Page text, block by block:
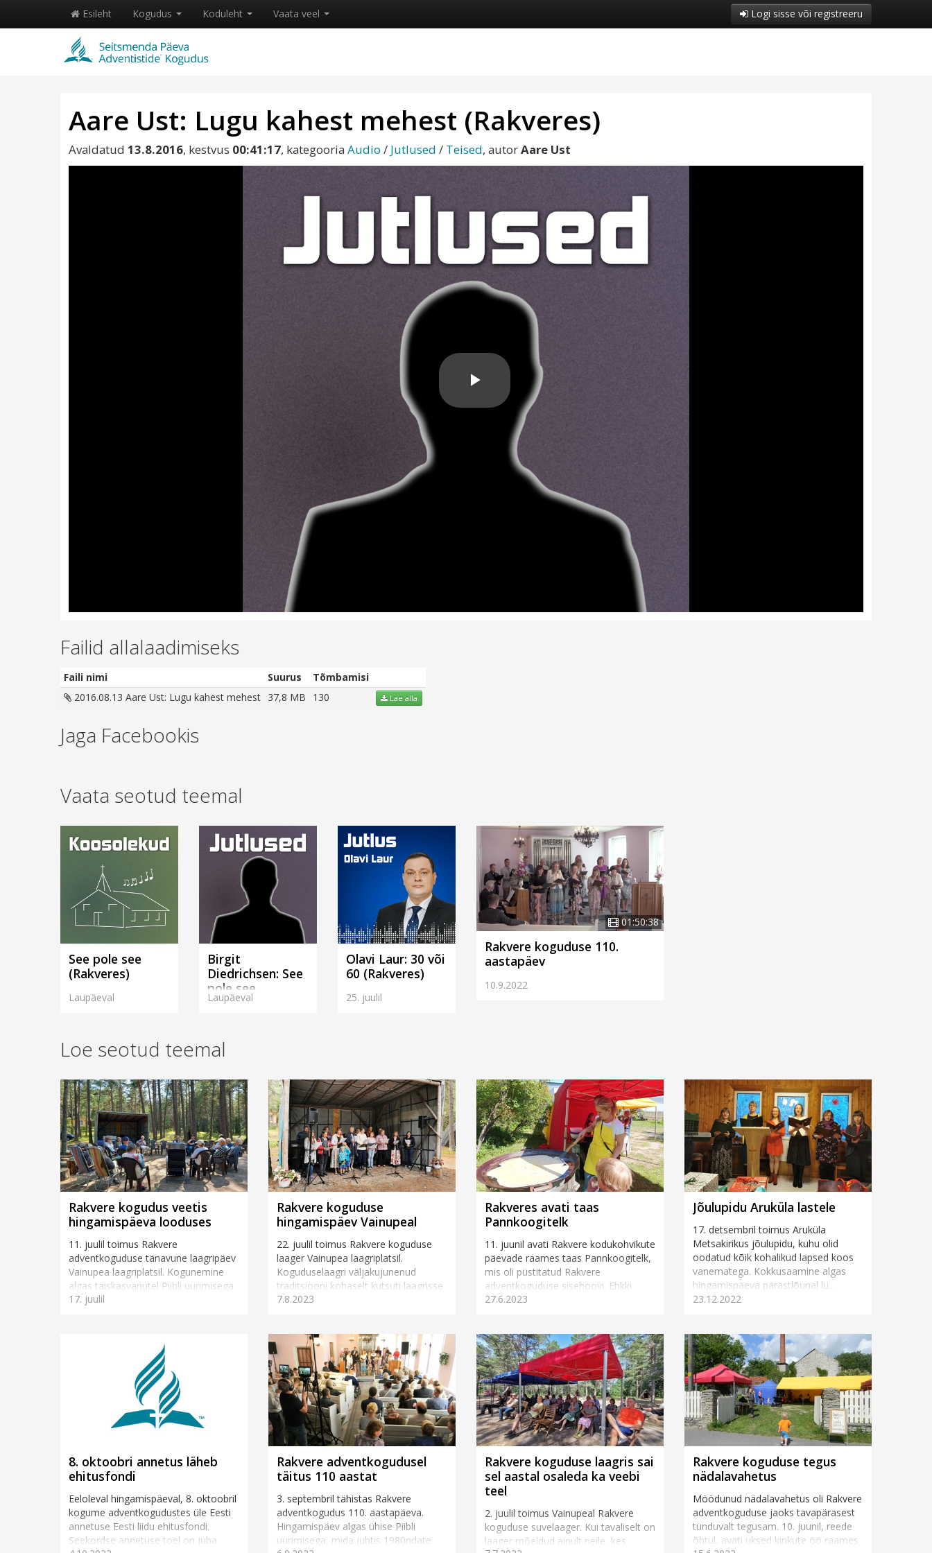
Esileht Kogudus Koduleht Vaata veel Logi sisse või registreeru
Aare Ust: Lugu kahest mehest (Rakveres)
Avaldatud 13.8.2016, kestvus 00:41:17, kategooria Audio / Jutlused / Teised, autorAare Ust
Play
Video
Failid allalaadimiseks
Faili nimi Suurus
Tõmbamisi
2016.08.13 Aare Ust: Lugu kahest mehest 37,8 MB 130 Lae alla
Jaga Facebookis
Vaata seotud teemal
See pole see
(Rakveres)
Laupäeval
Birgit
Diedrichsen: See
pole see
(Rakveres)
Laupäeval
Olavi Laur: 30 või
60 (Rakveres)
25. juulil
01:50:38
Rakvere koguduse 110.
aastapäev
10.9.2022
Loe seotud teemal
Rakvere kogudus veetis
hingamispäeva looduses
11. juulil toimus Rakvere
adventkoguduse tänavune laagripäev
Vainupea laagriplatsil. Kogunemine
algas täiskasvanutel Piibli uurimisega
pastor Toivo Kaasiku juhtimisel,
17. juulil
Rakvere koguduse
hingamispäev Vainupeal
22. juulil toimus Rakvere koguduse
laager Vainupea laagriplatsil.
Koguduselaagri väljakujunenud
traditsiooni kohaselt kutsuti laagrisse
kõnelema külaliskõneleja, kelleks tä...
7.8.2023
Rakveres avati taas
Pannkoogitelk
11. juunil avati Rakvere kodukohvikute
päevade raames taas Pannkoogitelk,
mis oli püstitatud Rakvere
adventkoguduse sisehoovi. Ehkki
tegevustik toimus õues, olid ka
27.6.2023
Jõulupidu Aruküla lastele
17. detsembril toimus Aruküla
Metsakirikus jõulupidu, kuhu olid
oodatud kõik kohalikud lapsed koos
vanematega. Kokkusaamine algas
hingamispäeva pärastlõunal lü...
23.12.2022
8. oktoobri annetus läheb
ehitusfondi
Eeloleval hingamispäeval, 8. oktoobril
kogume adventkogudustes üle Eesti
annetuse Eesti liidu ehitusfondi.
Seekordse annetuse toel on juba
Rakvere adventkogudusel
täitus 110 aastat
3. septembril tähistas Rakvere
adventkogudus 110. aastapäeva.
Hingamispäev algas ühise Piibli
uurimisega, mida juhtis 1980ndate
Rakvere koguduse laagris sai
sel aastal osaleda ka veebi
teel
2. juulil toimus Vainupeal Rakvere
koguduse suvelaager. Kui tavaliselt on
laager mõeldud ainult neile, kes
Rakvere koguduse tegus
nädalavahetus
Möödunud nädalavahetus oli Rakvere
adventkoguduse jaoks tavapärasest
tunduvalt tegusam. 10. juunil, reede
õhtul, avati uksed kirikute öö raames